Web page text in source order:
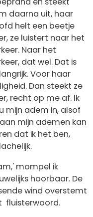
daarna uit, haar
helt een beetje
ze luistert naar het
Naar het
dat wel. Dat is
Voor haar
Dan steekt ze
recht op me af. Ik
mijn adem in, alsof
mijn ademen kan
dat ik het ben,
mompel ik
hoorbaar. De
wind overstemt
fluisterwoord.